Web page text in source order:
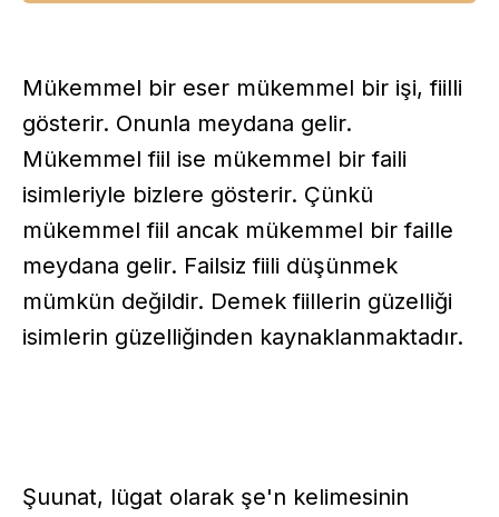
Mükemmel bir eser mükemmel bir işi, fiilli
gösterir. Onunla meydana gelir.
Mükemmel fiil ise mükemmel bir faili
isimleriyle bizlere gösterir. Çünkü
mükemmel fiil ancak mükemmel bir faille
meydana gelir. Failsiz fiili düşünmek
mümkün değildir. Demek fiillerin güzelliği
isimlerin güzelliğinden kaynaklanmaktadır.
Şuunat, lügat olarak şe'n kelimesinin